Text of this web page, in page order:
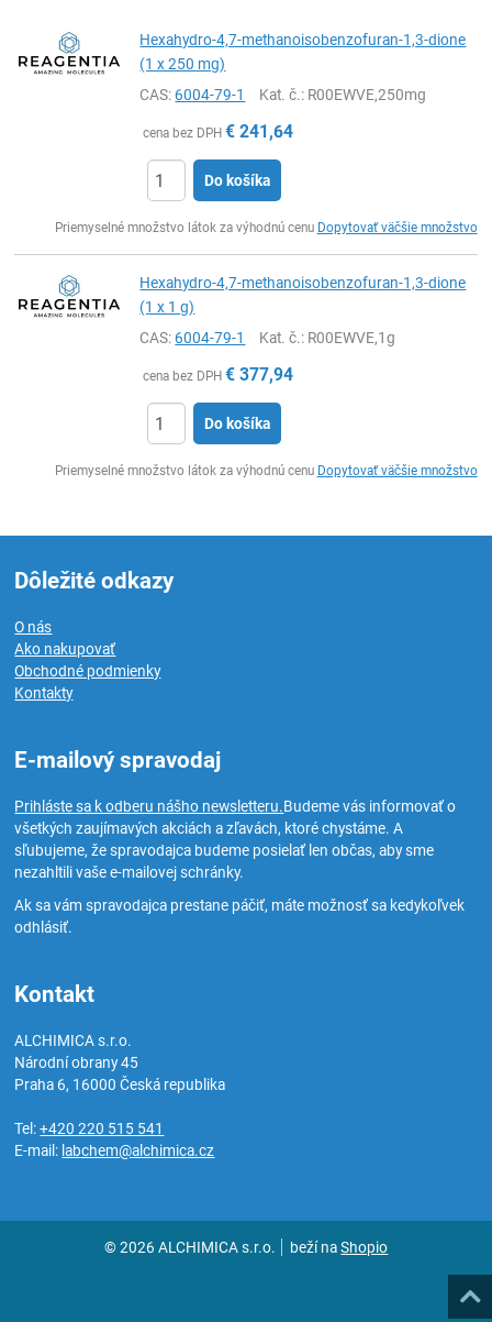
Hexahydro-4,7-methanoisobenzofuran-1,3-dione
(1 x 250 mg)
CAS:6004-79-1 Kat. č.: R00EWVE,250mg
cena bez DPH € 241,64
Do košíka
Priemyselné množstvo látok za výhodnú cenu Dopytovať väčšie množstvo
Hexahydro-4,7-methanoisobenzofuran-1,3-dione
(1 x 1 g)
CAS:6004-79-1 Kat. č.: R00EWVE,1g
cena bez DPH € 377,94
Do košíka
Priemyselné množstvo látok za výhodnú cenu Dopytovať väčšie množstvo
Dôležité odkazy
O nás
Ako nakupovať
Obchodné podmienky
Kontakty
E-mailový spravodaj
Prihláste sa k odberu nášho newsletteru.Budeme vás informovať o
všetkých zaujímavých akciách a zľavách, ktoré chystáme. A
sľubujeme, že spravodajca budeme posielať len občas, aby sme
nezahltili vaše e-mailovej schránky.
Ak sa vám spravodajca prestane páčiť, máte možnosť sa kedykoľvek
odhlásiť.
Kontakt
ALCHIMICA s.r.o.
Národní obrany 45
Praha 6, 16000Česká republika
Tel:+420 220 515 541
E-mail: labchem@alchimica.cz
© 2026 ALCHIMICA s.r.o. beží naShopio
Hore